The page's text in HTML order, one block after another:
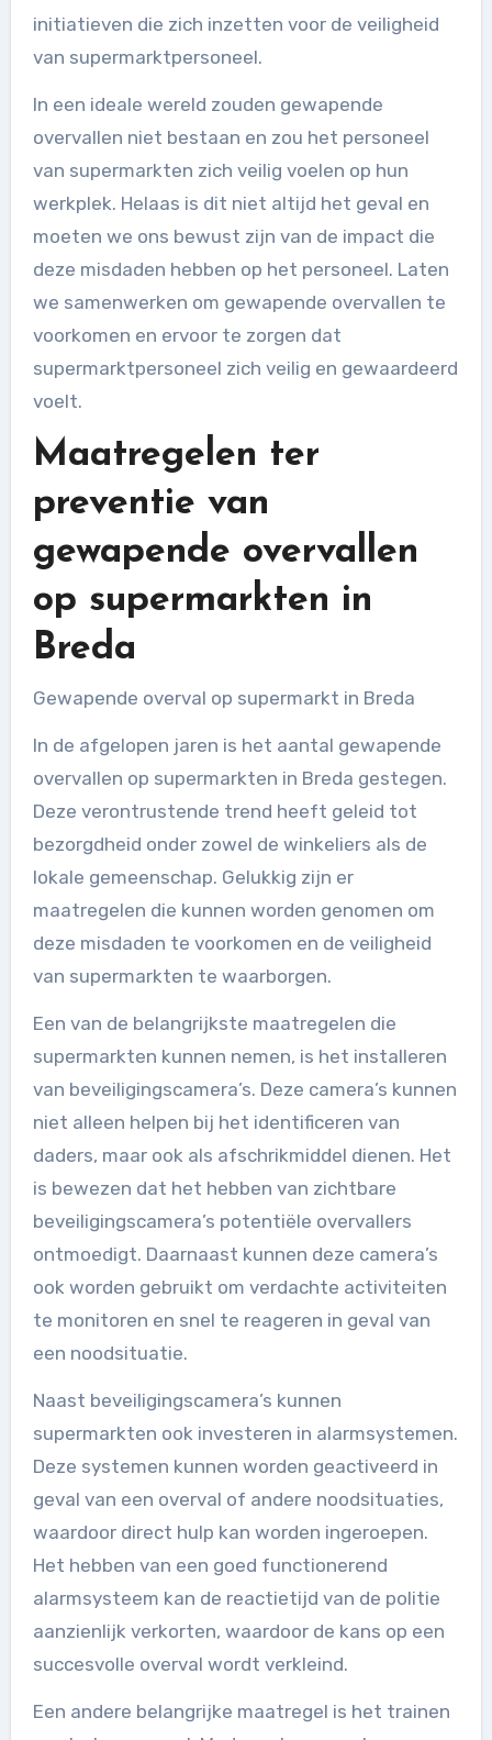
initiatieven die zich inzetten voor de veiligheid
van supermarktpersoneel.
In een ideale wereld zouden gewapende
overvallen niet bestaan en zou het personeel
van supermarkten zich veilig voelen op hun
werkplek. Helaas is dit niet altijd het geval en
moeten we ons bewust zijn van de impact die
deze misdaden hebben op het personeel. Laten
we samenwerken om gewapende overvallen te
voorkomen en ervoor te zorgen dat
supermarktpersoneel zich veilig en gewaardeerd
voelt.
Maatregelen ter
preventie van
gewapende overvallen
op supermarkten in
Breda
Gewapende overval op supermarkt in Breda
In de afgelopen jaren is het aantal gewapende
overvallen op supermarkten in Breda gestegen.
Deze verontrustende trend heeft geleid tot
bezorgdheid onder zowel de winkeliers als de
lokale gemeenschap. Gelukkig zijn er
maatregelen die kunnen worden genomen om
deze misdaden te voorkomen en de veiligheid
van supermarkten te waarborgen.
Een van de belangrijkste maatregelen die
supermarkten kunnen nemen, is het installeren
van beveiligingscamera’s. Deze camera’s kunnen
niet alleen helpen bij het identificeren van
daders, maar ook als afschrikmiddel dienen. Het
is bewezen dat het hebben van zichtbare
beveiligingscamera’s potentiële overvallers
ontmoedigt. Daarnaast kunnen deze camera’s
ook worden gebruikt om verdachte activiteiten
te monitoren en snel te reageren in geval van
een noodsituatie.
Naast beveiligingscamera’s kunnen
supermarkten ook investeren in alarmsystemen.
Deze systemen kunnen worden geactiveerd in
geval van een overval of andere noodsituaties,
waardoor direct hulp kan worden ingeroepen.
Het hebben van een goed functionerend
alarmsysteem kan de reactietijd van de politie
aanzienlijk verkorten, waardoor de kans op een
succesvolle overval wordt verkleind.
Een andere belangrijke maatregel is het trainen